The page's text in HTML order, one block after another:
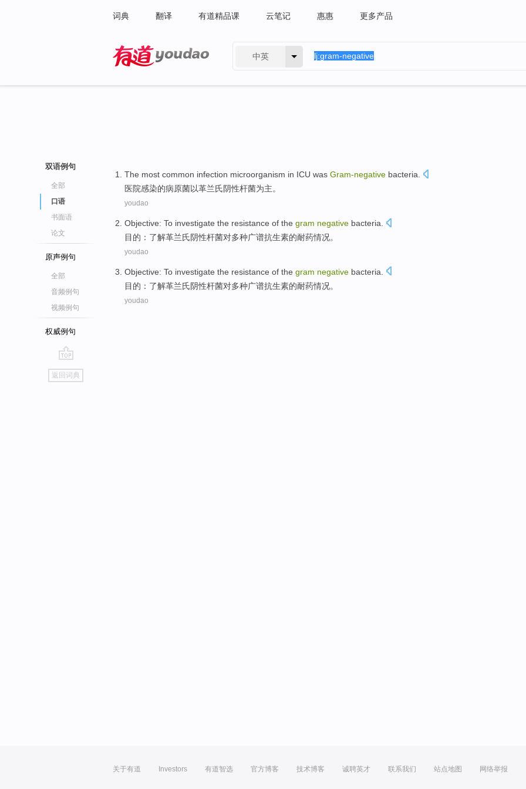
词典 翻译 有道精品课 云笔记 惠惠 更多产品
中英
双语例句
全部
口语
书面语
论文
原声例句
全部
音频例句
视频例句
权威例句
go
top
返回词典
The most common infection microorganism in ICU was Gram-negative bacteria
医院感染的病原菌以革兰氏阴性杆菌为主。
youdao
Objective: To investigate the resistance of the gram negative bacteria
目的 ： 了解革兰氏阴性杆菌对多种广谱抗生素的耐药情况。
youdao
Objective: To investigate the resistance of the gram negative bacteria
目的 ： 了解革兰氏阴性杆菌对多种广谱抗生素的耐药情况。
youdao
关于有道 Investors 有道智选 官方博客 技术博客 诚聘英才 联系我们 站点地图 网络举报